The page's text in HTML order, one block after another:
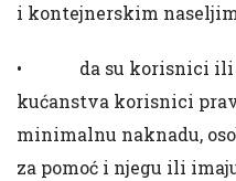
i kontejnerskim
• da su korisnici ili
kućanstva korisnici
minimalnu naknadu,
za pomoć i njegu ili